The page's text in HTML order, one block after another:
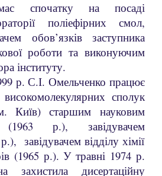
спочатку на посаді
поліефірних смол,
обов’язківзаступника
роботи та виконуючим
інституту.
р. С.І. Омельченко працює
високомолекулярних сполук
Київ) старшим науковим
(1963 р.), завідувачем
завідувачемвідділухімії
(1965 р.). У травні 1974 р.
захистила дисертаційну